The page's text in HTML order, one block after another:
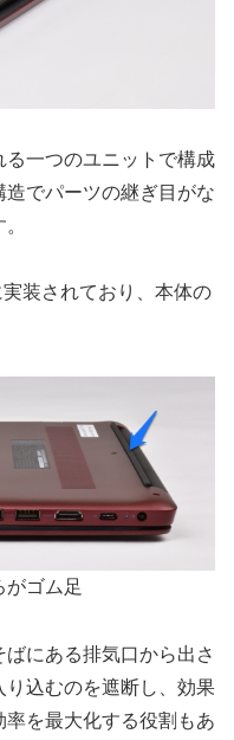
る一つのユニットで構成
でパーツの継ぎ目がな
装されており、本体の
がゴム足
にある排気口から出さ
込むのを遮断し、効果
を最大化する役割もあ